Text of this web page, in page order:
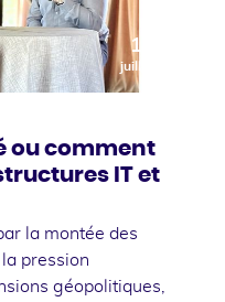
10
juillet
ou comment
IT et
la montée des
pression
géopolitiques,